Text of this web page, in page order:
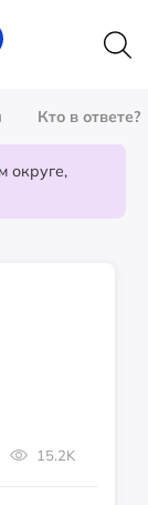
Кто в ответе?
округе,
15.2K